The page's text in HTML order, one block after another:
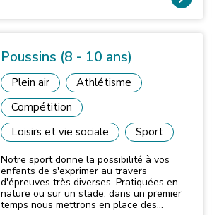
Poussins (8 - 10 ans)
Plein air
Athlétisme
Compétition
Loisirs et vie sociale
Sport
Notre sport donne la possibilité à vos
enfants de s'exprimer au travers
d'épreuves très diverses. Pratiquées en
nature ou sur un stade, dans un premier
temps nous mettrons en place des